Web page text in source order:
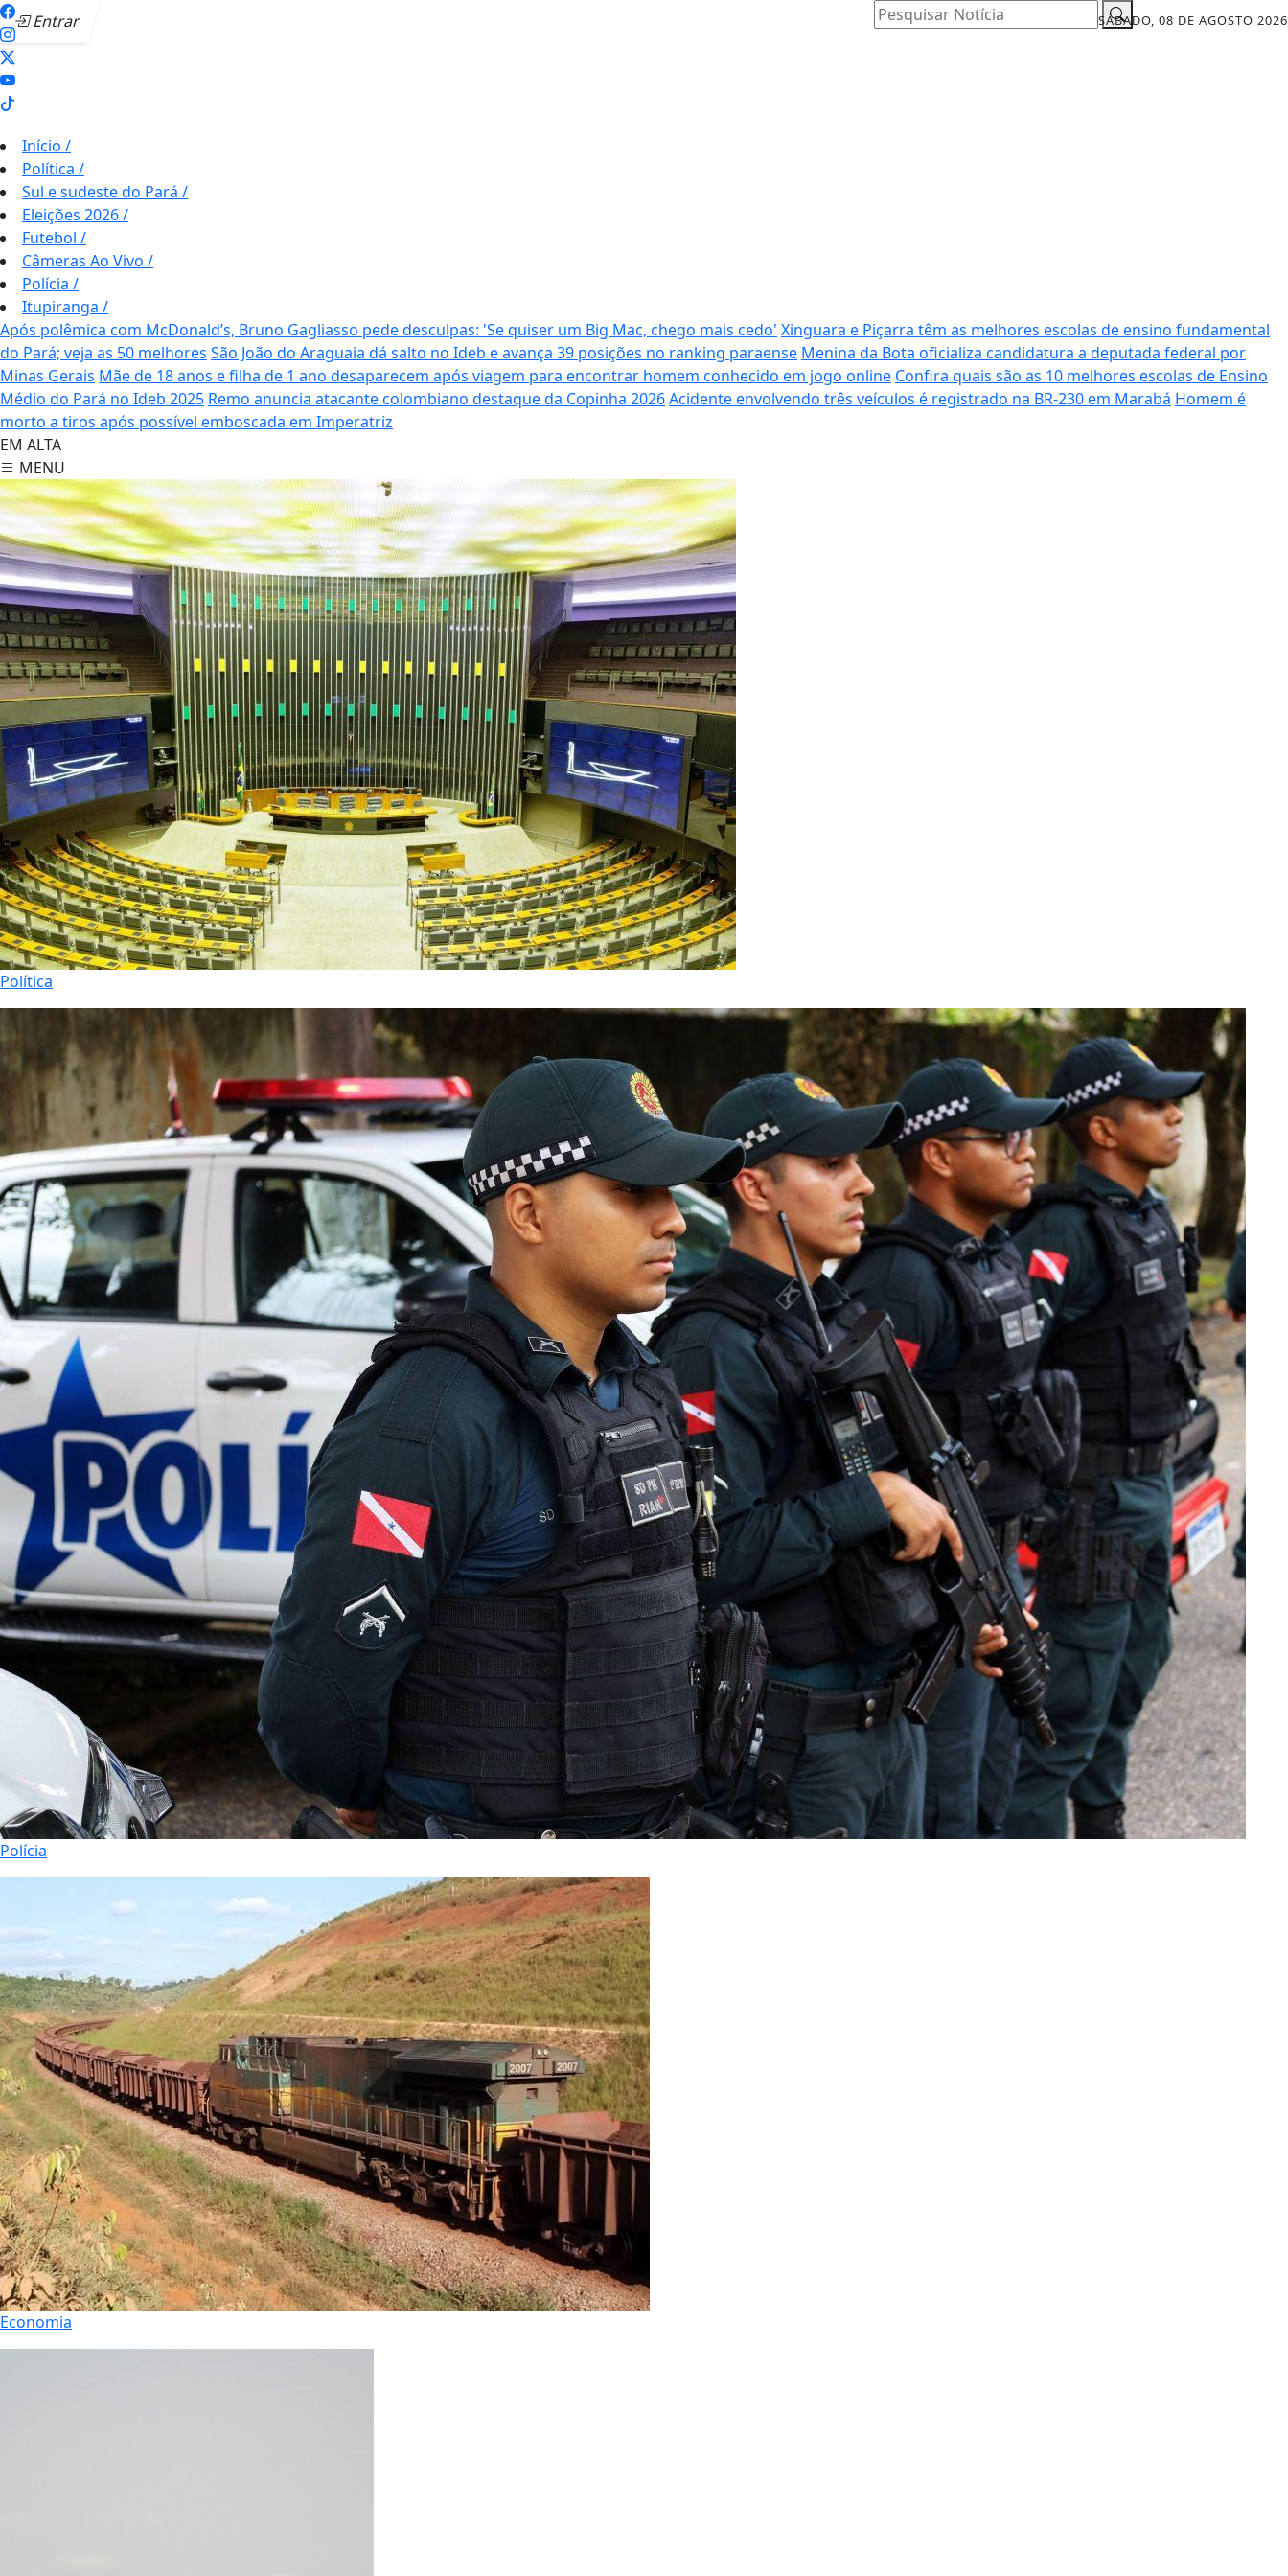
Entrar SÁBADO, 08 DE AGOSTO 2026
Pesquisar Notícia
Início /
Política /
Sul e sudeste do Pará /
Eleições 2026/
Futebol /
Câmeras Ao Vivo /
Polícia /
Itupiranga /
Após polêmica com McDonald’s, Bruno Gagliasso pede desculpas: 'Se quiser um Big Mac, chego mais cedo' Xinguara e Piçarra têm as melhores escolas de ensino fundamental
do Pará; veja as 50 melhores São João do Araguaia dá salto no Ideb e avança 39 posições no ranking paraense Menina da Bota oficializa candidatura a deputada federal por
Minas Gerais Mãe de 18 anos e filha de 1 ano desaparecem após viagem para encontrar homem conhecido em jogo online Confira quais são as 10 melhores escolas de Ensino
Médio do Pará no Ideb 2025 Remo anuncia atacante colombiano destaque da Copinha 2026Acidente envolvendo três veículos é registrado na BR-230 em Marabá Homem é
morto a tiros após possível emboscada em Imperatriz
EM ALTA
MENU
Política
Polícia
Economia